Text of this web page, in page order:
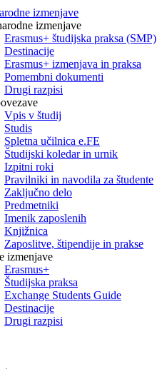
izmenjave
izmenjave
Erasmus+ študijska praksa (SMP)
Destinacije
Erasmus+ izmenjava in praksa
Pomembni dokumenti
Drugi razpisi
Vpis v študij
Studis
Spletna učilnica e.FE
Študijski koledar in urnik
Izpitni roki
Pravilniki in navodila za študente
Zaključno delo
Predmetniki
Imenik zaposlenih
Knjižnica
Zaposlitve, štipendije in prakse
izmenjave
Erasmus+
Študijska praksa
Exchange Students Guide
Destinacije
Drugi razpisi